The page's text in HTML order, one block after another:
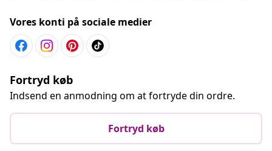
Vores konti på sociale medier
Fortryd køb
Indsend en anmodning om at fortryde din ordre.
Fortryd køb